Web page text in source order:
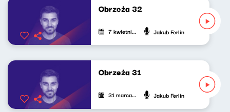
Obrzeża 32
7 kwietnia 2026 Jakub Ferlin
Obrzeża 31
31 marca 2026 Jakub Ferlin